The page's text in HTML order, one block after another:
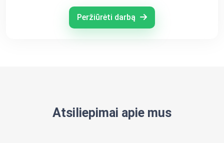
Peržiūrėti darbą
Atsiliepimai apie mus